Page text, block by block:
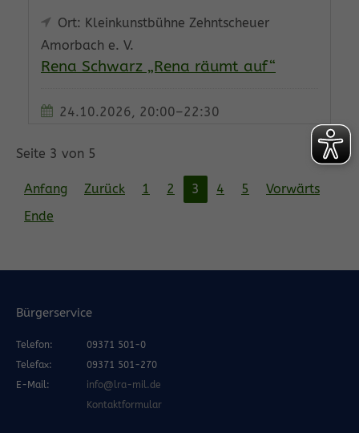
Ort: Kleinkunstbühne Zehntscheuer
Amorbach e. V.
Rena Schwarz „Rena räumt auf“
24.10.2026, 20:00–22:30
Seite 3 von 5
Anfang Zurück 1 2 3 4 5
Vorwärts
Ende
Bürgerservice
Telefon:
09371 501-0
Telefax:
09371 501-270
E-Mail:
info@lra-mil.de
Kontaktformular